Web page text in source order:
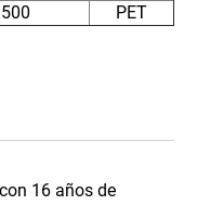
PET
16 años de